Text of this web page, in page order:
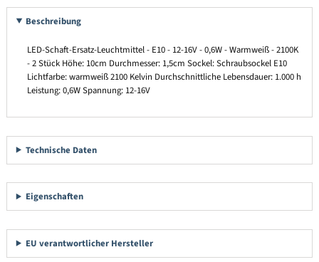
Beschreibung
LED-Schaft-Ersatz-Leuchtmittel - E10 - 12-16V - 0,6W - Warmweiß - 2100K
- 2 Stück Höhe: 10cm Durchmesser: 1,5cm Sockel: Schraubsockel E10
Lichtfarbe: warmweiß 2100 Kelvin Durchschnittliche Lebensdauer: 1.000 h
Leistung: 0,6W Spannung: 12-16V
Technische Daten
Eigenschaften
EU verantwortlicher Hersteller